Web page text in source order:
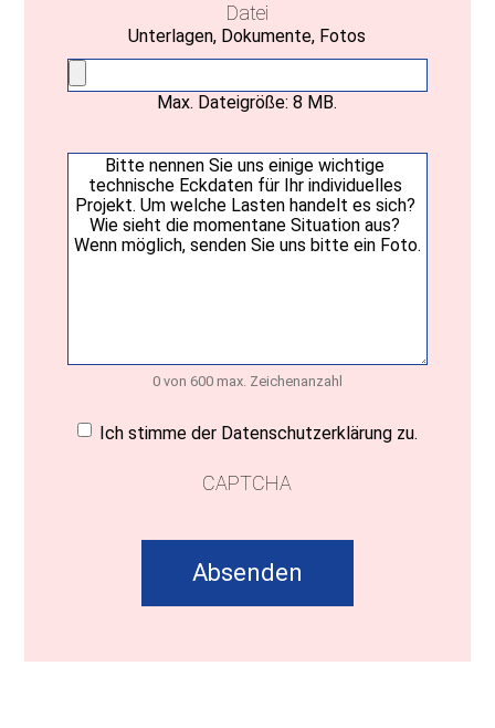
Datei
Unterlagen, Dokumente, Fotos
Max. Dateigröße: 8 MB.
Ihre
Nachricht(erforderlich)
0 von 600 max. Zeichenanzahl
Einwilligung(erforderlich)
Ich stimme der Datenschutzerklärung zu.
CAPTCHA